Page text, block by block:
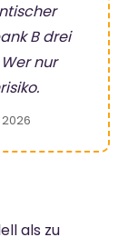
B drei
nur
als zu